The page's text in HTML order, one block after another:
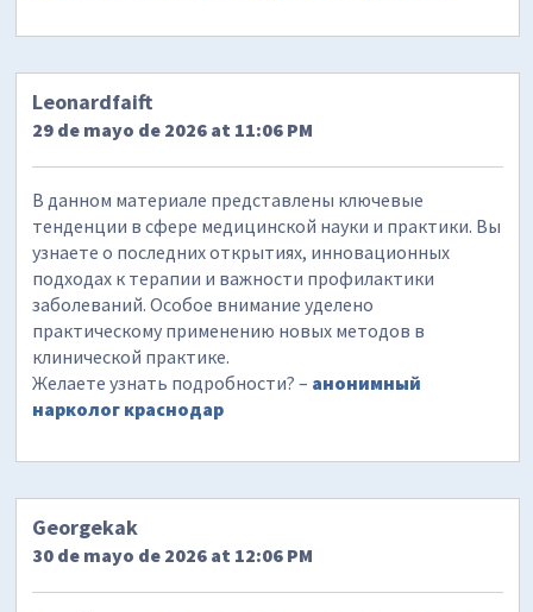
Leonardfaift
29 de mayo de 2026 at 11:06 PM
В данном материале представлены ключевые
тенденции в сфере медицинской науки и практики. Вы
узнаете о последних открытиях, инновационных
подходах к терапии и важности профилактики
заболеваний. Особое внимание уделено
практическому применению новых методов в
клинической практике.
Желаете узнать подробности? – анонимный
нарколог краснодар
Georgekak
30 de mayo de 2026 at 12:06 PM